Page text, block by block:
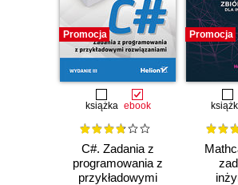
Promocja
książka ebook
C#. Zadania z
programowania z
przykładowymi
Promocja